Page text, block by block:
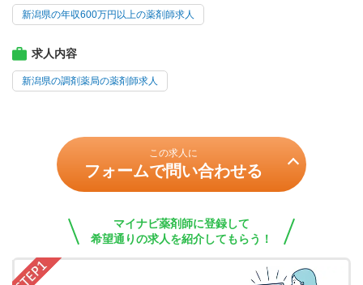
新潟県の年収600万円以上の薬剤師求人
求人内容
新潟県の調剤薬局の薬剤師求人
この求人に
フォームで問い合わせる
マイナビ薬剤師に登録して
希望通りの求人を紹介してもらう！